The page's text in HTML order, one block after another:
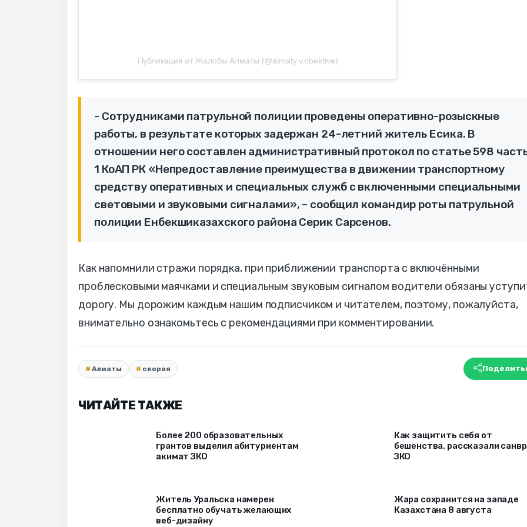
Публикация от Жалобы Алматы (@almaty.v.obektive)
- Сотрудниками патрульной полиции проведены оперативно-розыскные
работы, в результате которых задержан 24-летний житель Есика. В
отношении него составлен административный протокол по статье 598
1 КоАП РК «Непредоставление преимущества в движении транспортному
средству оперативных и специальных служб с включенными специальными
световыми и звуковыми сигналами», – сообщил командир роты патрульной
полиции Енбекшиказахского района Серик Сарсенов.
Как напомнили стражи порядка, при приближении транспорта с включёнными
проблесковыми маячками и специальным звуковым сигналом водители обязаны
дорогу. Мы дорожим каждым нашим подписчиком и читателем, поэтому, пожалуйста,
внимательно ознакомьтесь с рекомендациями при комментировании.
Алматы скорая
ЧИТАЙТЕ ТАКЖЕ
Более 200 образовательных
грантов выделил абитуриентам
акимат ЗКО
Как защитить себя от
бешенства, рассказали
ЗКО
Житель Уральска намерен
бесплатно обучать желающих
веб-дизайну
Жара сохранится на западе
Казахстана 8 августа